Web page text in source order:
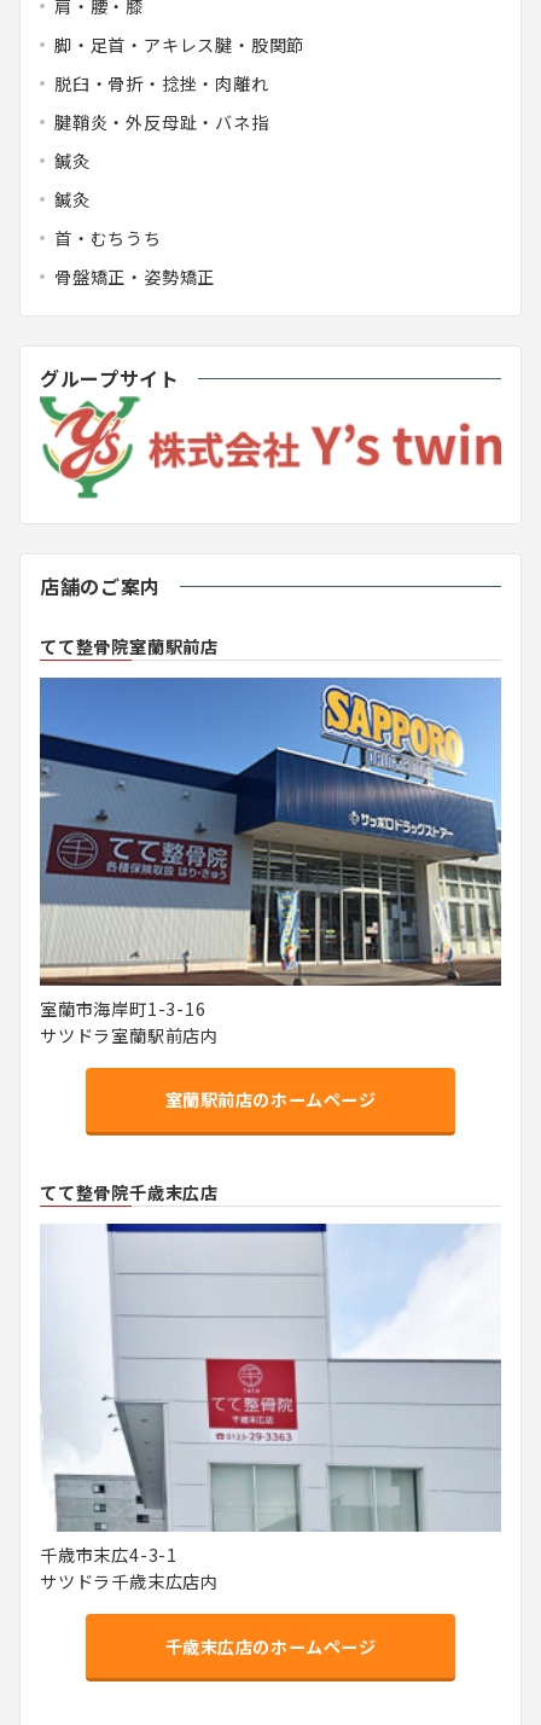
肩・腰・膝
脚・足首・アキレス腱・股関節
脱臼・骨折・捻挫・肉離れ
腱鞘炎・外反母趾・バネ指
鍼灸
鍼灸
首・むちうち
骨盤矯正・姿勢矯正
グループサイト
店舗のご案内
てて整骨院室蘭駅前店
室蘭市海岸町1-3-16
サツドラ室蘭駅前店内
室蘭駅前店のホームページ
てて整骨院千歳末広店
千歳市末広4-3-1
サツドラ千歳末広店内
千歳末広店のホームページ